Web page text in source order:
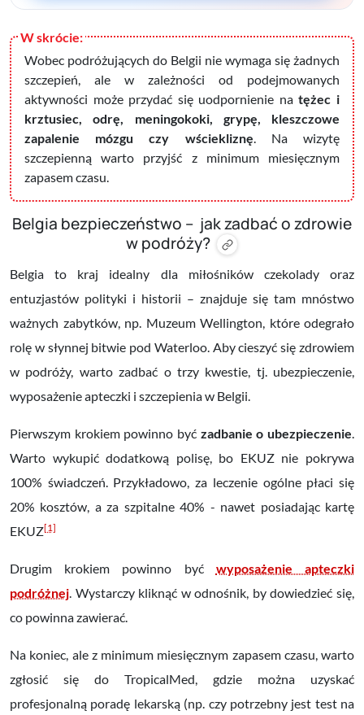
Wobec podróżujących do Belgii nie wymaga się żadnych
szczepień, ale w zależności od podejmowanych
aktywności może przydać się uodpornienie natężec i
krztusiec, odrę, meningokoki, grypę, kleszczowe
zapalenie mózgu czy wściekliznę. Na wizytę
szczepienną warto przyjść z minimum miesięcznym
zapasem czasu.
Belgia bezpieczeństwo – jak zadbać o zdrowie
w podróży?
Belgia to kraj idealny dla miłośników czekolady oraz
entuzjastów polityki i historii – znajduje się tam mnóstwo
ważnych zabytków, np. Muzeum Wellington, które odegrało
rolę w słynnej bitwie pod Waterloo. Aby cieszyć się zdrowiem
w podróży, warto zadbać o trzy kwestie, tj. ubezpieczenie,
wyposażenie apteczki i szczepienia w Belgii.
Pierwszym krokiem powinno być zadbanie o ubezpieczenie.
Warto wykupić dodatkową polisę, bo EKUZ nie pokrywa
100% świadczeń. Przykładowo, za leczenie ogólne płaci się
20% kosztów, a za szpitalne 40% - nawet posiadając kartę
EKUZ[1]
Drugim krokiem powinno być wyposażenie apteczki
podróżnej. Wystarczy kliknąć w odnośnik, by dowiedzieć się,
co powinna zawierać.
Na koniec, ale z minimum miesięcznym zapasem czasu, warto
zgłosić się do TropicalMed, gdzie można uzyskać
profesjonalną poradę lekarską (np. czy potrzebny jest test na